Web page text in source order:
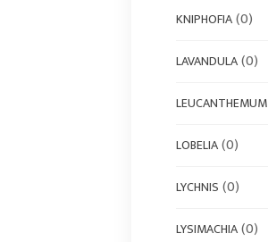
KNIPHOFIA(0)
LAVANDULA(0)
LEUCANTHEMUM
LOBELIA(0)
LYCHNIS (0)
LYSIMACHIA(0)